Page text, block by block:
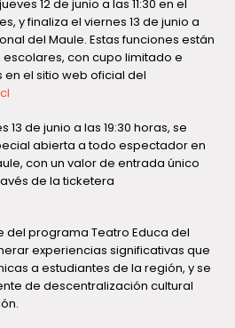
12 de junio a las 11:30 en el
y finaliza el viernes 13 de junio a
del Maule. Estas funciones están
con cupo limitado e
el sitio web oficial del
de junio a las 19:30 horas, se
abierta a todo espectador en
con un valor de entrada único
de la ticketera
del programa Teatro Educa del
experiencias significativas que
a estudiantes de la región, y se
de descentralización cultural